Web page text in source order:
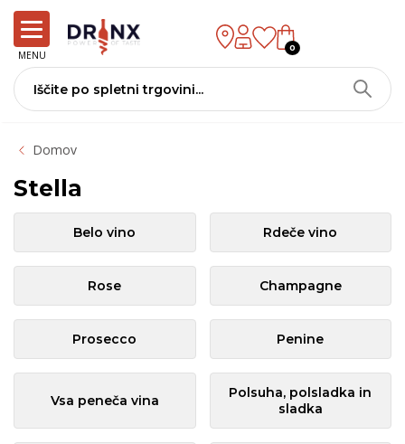
MENU
0
Domov
Stella
Belo vino Rdeče vino
Rose Champagne
Prosecco Penine
Vsa peneča vina
Polsuha, polsladka in
sladka